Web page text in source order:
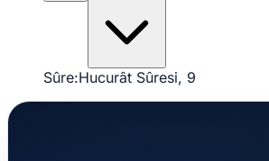
Sûre:Hucurât Sûresi, 9